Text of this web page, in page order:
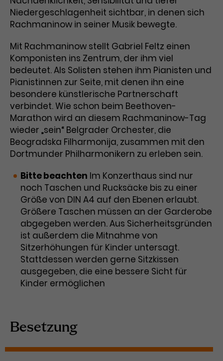
verschiedene Websites hinweg.
Niedergeschlagenheit sichtbar, in denen sich
Rachmaninow in seiner Musik bewegte.
Mit Rachmaninow stellt Gabriel Feltz einen
Komponisten ins Zentrum, der ihm viel
bedeutet. Als Solisten stehen ihm Pianisten und
Pianistinnen zur Seite, mit denen ihn eine
besondere künstlerische Partnerschaft
verbindet. Wie schon beim Beethoven-
Marathon wird an diesem Rachmaninow-Tag
wieder „sein“ Belgrader Orchester, die
Beogradska Filharmonija, zusammen mit den
Dortmunder Philharmonikern zu erleben sein.
Bitte beachten Im Konzerthaus sind nur
noch Taschen und Rucksäcke bis zu einer
Größe von DIN A4 auf den Ebenen erlaubt.
Größere Taschen müssen an der Garderobe
abgegeben werden. Aus Sicherheitsgründen
ist außerdem die Mitnahme von
Sitzerhöhungen für Kinder untersagt.
Stattdessen werden gerne Sitzkissen
ausgegeben, die eine bessere Sicht für
Kinder ermöglichen
Besetzung